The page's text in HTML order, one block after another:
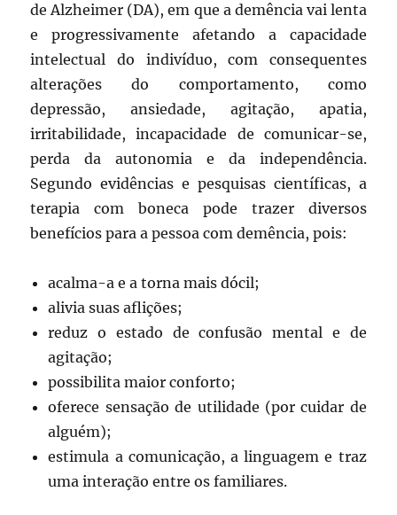
de Alzheimer (DA), em que a demência vai lenta
e progressivamente afetando a capacidade
intelectual do indivíduo, com consequentes
alterações do comportamento, como
depressão, ansiedade, agitação, apatia,
irritabilidade, incapacidade de comunicar-se,
perda da autonomia e da independência.
Segundo evidências e pesquisas científicas, a
terapia com boneca pode trazer diversos
benefícios para a pessoa com demência, pois:
acalma-a e a torna mais dócil;
alivia suas aflições;
reduz o estado de confusão mental e de
agitação;
possibilita maior conforto;
oferece sensação de utilidade (por cuidar de
alguém);
estimula a comunicação, a linguagem e traz
uma interação entre os familiares.